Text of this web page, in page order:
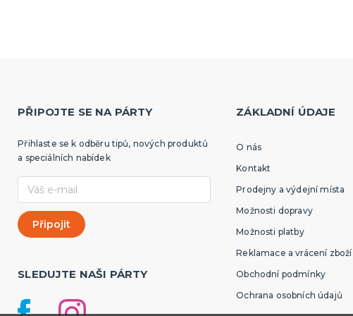
PŘIPOJTE SE NA PÁRTY
Přihlaste se k odběru tipů, nových produktů
a speciálních nabídek
SLEDUJTE NAŠI PÁRTY
ZÁKLADNÍ ÚDAJE
O nás
Kontakt
Prodejny a výdejní místa
Možnosti dopravy
Možnosti platby
Reklamace a vrácení zboží
Obchodní podmínky
Ochrana osobních údajů